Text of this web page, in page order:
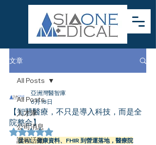
文章
All Posts
人才庫
公司消息
課程活動
All Posts
【智慧醫療，不只是導入科技，而是全
院整合】
亞洲灣醫智庫
6月18日
評等為 NaN（最高為 5 顆星）。
從 AI、健康資料、FHIR 到營運落地，醫療院